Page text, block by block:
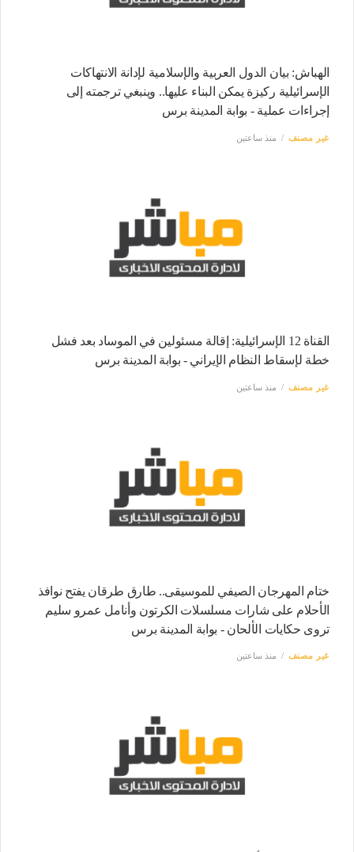
الهباش: بيان الدول العربية والإسلامية لإدانة الانتهاكات
الإسرائيلية ركيزة يمكن البناء عليها.. وينبغي ترجمته إلى
إجراءات عملية - بوابة المدينة برس
غير مصنف منذ ساعتين
القناة 12 الإسرائيلية: إقالة مسئولين في الموساد بعد فشل
خطة لإسقاط النظام الإيراني - بوابة المدينة برس
غير مصنف منذ ساعتين
ختام المهرجان الصيفي للموسيقى.. طارق طرقان يفتح نوافذ
الأحلام على شارات مسلسلات الكرتون وأنامل عمرو سليم
تروى حكايات الألحان - بوابة المدينة برس
غير مصنف منذ ساعتين